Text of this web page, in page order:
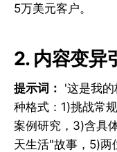
5万美元客户。
2. 内容变异
提示词： '这是我
种格式：1)挑战常
案例研究，3)含具
天生活"故事，5)两